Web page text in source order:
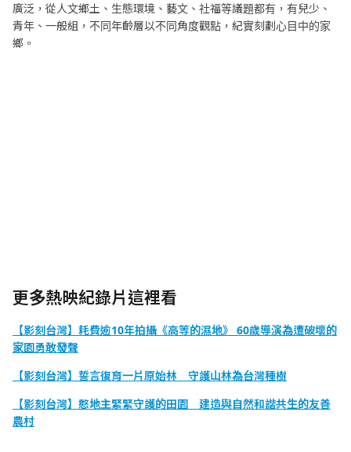
廣泛，從人文鄉土、生態環境、藝文、社福等議題都有，有兒少、
青年、一般組，不同年齡層以不同角度觀點，紀實刻劃心目中的家
鄉。
更多熱映紀錄片這裡看
【影刻台灣】耗費逾10年拍攝《高等的濕地》 60歲導演為遭破壞的
家園勇敢發聲
【影刻台灣】誓言復育一片原始林 守護山林為台灣種樹
【影刻台灣】憨地主緊緊守護的田園 建造與自然和諧共生的友善
農村